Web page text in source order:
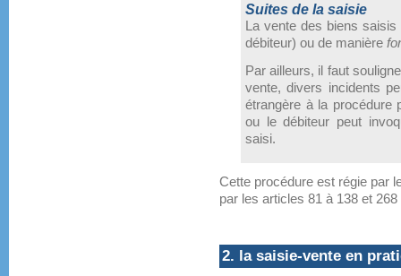
Suites de la saisie
La vente des biens
débiteur) ou de manière
Par ailleurs, il faut
vente, divers incidents
étrangère à la procédure
ou le débiteur peut
saisi.
Cette procédure est régie par
par les articles 81 à 138 et
2. la saisie-vente en